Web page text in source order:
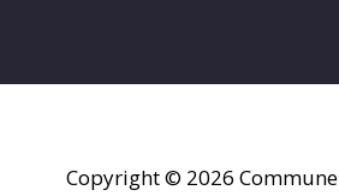
Copyright © 2026